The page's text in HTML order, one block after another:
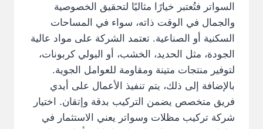
السواتر فتُعتبر خيارًا مثاليًا لتحقيق الخصوصية
والجمال في الوقت ذاته، سواء في المساحات
السكنية أو الصناعية. تعتمد الشركة على مواد عالية
الجودة، مثل الحديد، الخشب، أو البولي كربونات،
لتوفير منتجات متينة ومقاومة للعوامل الجوية.
بالإضافة إلى ذلك، يتم تنفيذ الأعمال على أيدي
فريق متخصص يضمن التركيب بدقة وإتقان. اختيار
شركة تركيب مظلات وسواتر يعني الاستثمار في